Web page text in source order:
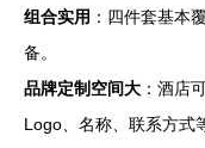
组合实用 ：四件套基本
备。
品牌定制空间大 ：酒店
Logo、名称、联系方式